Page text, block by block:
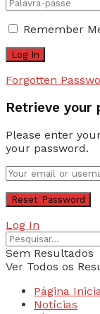
Remember
Forgotten
Retrieve your
Please enter
your password.
Log In
Sem Resultados
Ver Todos os
Página
Notícias